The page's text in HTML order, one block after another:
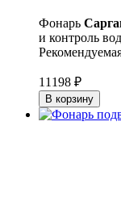
Фонарь
и контроль
11198 ₽
В корзину